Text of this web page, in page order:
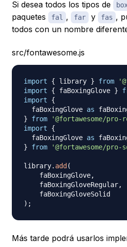
Si desea todos los tipos de
paquetes
fal , far y fas ,
todos con un nombre
src/fontawesome.js
import { library } from
import
{ faBoxingGlove }
import
{
  faBoxingGlove
as
}
from '@fortawesome/
import
{
  faBoxingGlove
as
}
from '@fortawesome/
library. add (
    faBoxingGlove
,
    faBoxingGloveRegular
,
) ;
Más tarde podrá usarlos